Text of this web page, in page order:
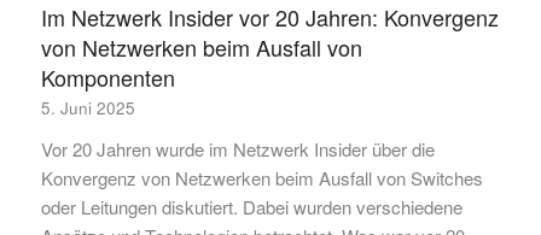
Im Netzwerk Insider vor 20 Jahren: Konvergenz
von Netzwerken beim Ausfall von
Komponenten
5. Juni 2025
Vor 20 Jahren wurde im Netzwerk Insider über die
Konvergenz von Netzwerken beim Ausfall von Switches
oder Leitungen diskutiert. Dabei wurden verschiedene